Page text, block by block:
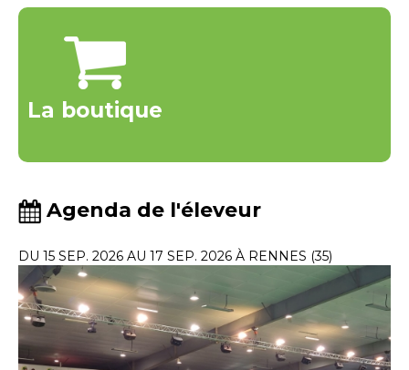
La boutique
Agenda de l'éleveur
DU 15 SEP. 2026 AU 17 SEP. 2026 À RENNES (35)